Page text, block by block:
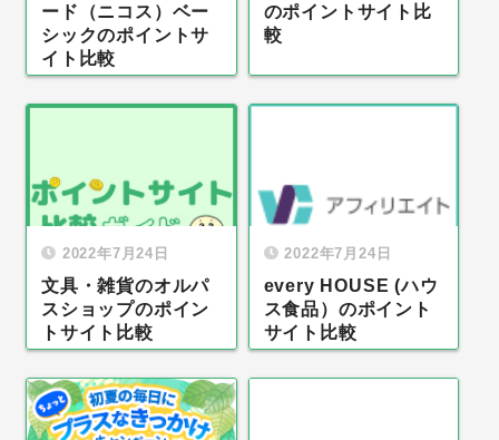
ード（ニコス）ベー
シックのポイントサ
イト比較
のポイントサイト比
較
2022年7月24日
文具・雑貨のオルパ
スショップのポイン
トサイト比較
2022年7月24日
every HOUSE (ハウ
ス食品）のポイント
サイト比較